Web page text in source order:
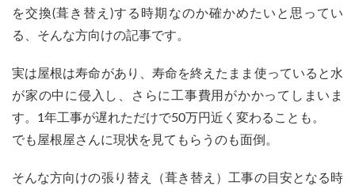
を交換(葺き替え)する時期なのか確かめたいと思ってい
る、そんな方向けの記事です。
実は屋根は寿命があり、寿命を終えたまま使っていると水
が家の中に侵入し、さらに工事費用がかかってしまいま
す。1年工事が遅れただけで50万円近く変わることも。
でも屋根屋さんに現状を見てもらうのも面倒。
そんな方向けの張り替え（葺き替え）工事の目安となる時